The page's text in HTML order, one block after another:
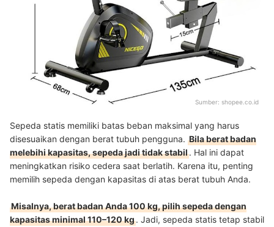
Sumber: shopee.co.id
Sepeda statis memiliki batas beban maksimal yang harus
disesuaikan dengan berat tubuh pengguna. Bila berat badan
melebihi kapasitas, sepeda jadi tidak stabil. Hal ini dapat
meningkatkan risiko cedera saat berlatih. Karena itu, penting
memilih sepeda dengan kapasitas di atas berat tubuh Anda.
Misalnya, berat badan Anda 100 kg, pilih sepeda dengan
kapasitas minimal 110–120 kg. Jadi, sepeda statis tetap stabil